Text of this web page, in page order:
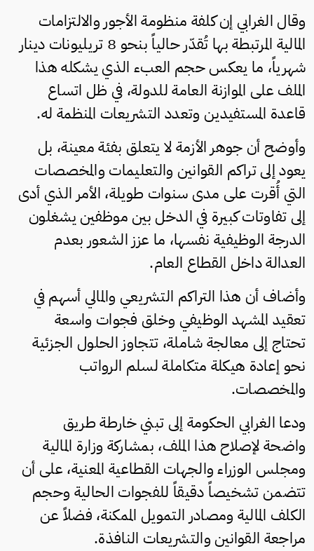
وقال الغرابي إن كلفة منظومة الأجور والالتزامات
المالية المرتبطة بها تُقدّر حالياً بنحو 8 تريليونات دينار
شهرياً، ما يعكس حجم العبء الذي يشكله هذا
الملف على الموازنة العامة للدولة، في ظل اتساع
قاعدة المستفيدين وتعدد التشريعات المنظمة له.
وأوضح أن جوهر الأزمة لا يتعلق بفئة معينة، بل
يعود إلى تراكم القوانين والتعليمات والمخصصات
التي أُقرت على مدى سنوات طويلة، الأمر الذي أدى
إلى تفاوتات كبيرة في الدخل بين موظفين يشغلون
الدرجة الوظيفية نفسها، ما عزز الشعور بعدم
العدالة داخل القطاع العام.
وأضاف أن هذا التراكم التشريعي والمالي أسهم في
تعقيد المشهد الوظيفي وخلق فجوات واسعة
تحتاج إلى معالجة شاملة، تتجاوز الحلول الجزئية
نحو إعادة هيكلة متكاملة لسلم الرواتب
والمخصصات.
ودعا الغرابي الحكومة إلى تبني خارطة طريق
واضحة لإصلاح هذا الملف، بمشاركة وزارة المالية
ومجلس الوزراء والجهات القطاعية المعنية، على أن
تتضمن تشخيصاً دقيقاً للفجوات الحالية وحجم
الكلف المالية ومصادر التمويل الممكنة، فضلاً عن
مراجعة القوانين والتشريعات النافذة.